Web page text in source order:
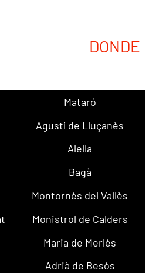
DONDE
Mataró
Agustí de Lluçanès
Alella
Bagà
Montornès del Vallès
Monistrol de Calders
Maria de Merlès
Adrià de Besòs